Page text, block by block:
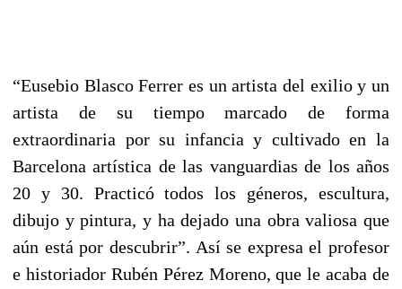
“Eusebio Blasco Ferrer es un artista del exilio y un
artista de su tiempo marcado de forma
extraordinaria por su infancia y cultivado en la
Barcelona artística de las vanguardias de los años
20 y 30. Practicó todos los géneros, escultura,
dibujo y pintura, y ha dejado una obra valiosa que
aún está por descubrir”. Así se expresa el profesor
e historiador Rubén Pérez Moreno, que le acaba de